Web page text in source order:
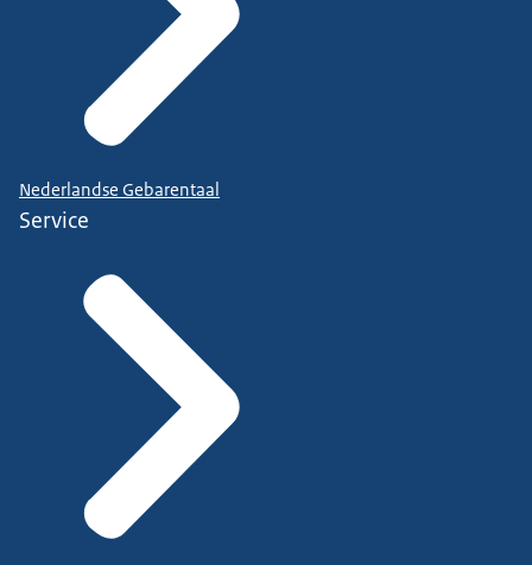
Nederlandse Gebarentaal
Service